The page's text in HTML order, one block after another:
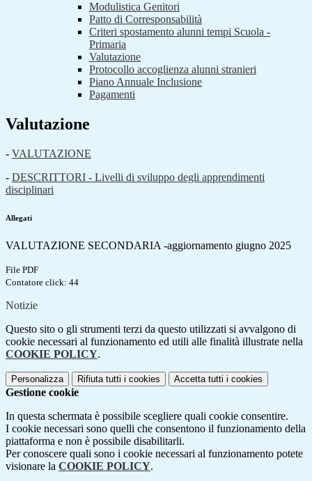
Modulistica Genitori
Patto di Corresponsabilità
Criteri spostamento alunni tempi Scuola -
Primaria
Valutazione
Protocollo accoglienza alunni stranieri
Piano Annuale Inclusione
Pagamenti
Valutazione
- VALUTAZIONE
- DESCRITTORI - Livelli di sviluppo degli apprendimenti
disciplinari
Allegati
VALUTAZIONE SECONDARIA -aggiornamento giugno 2025
File PDF
Contatore click: 44
Notizie
Questo sito o gli strumenti terzi da questo utilizzati si avvalgono di
cookie necessari al funzionamento ed utili alle finalità illustrate nella
COOKIE POLICY.
Personalizza Rifiuta tutti i cookies Accetta tutti i cookies
Gestione cookie
In questa schermata è possibile scegliere quali cookie consentire.
I cookie necessari sono quelli che consentono il funzionamento della
piattaforma e non è possibile disabilitarli.
Per conoscere quali sono i cookie necessari al funzionamento potete
visionare la COOKIE POLICY.